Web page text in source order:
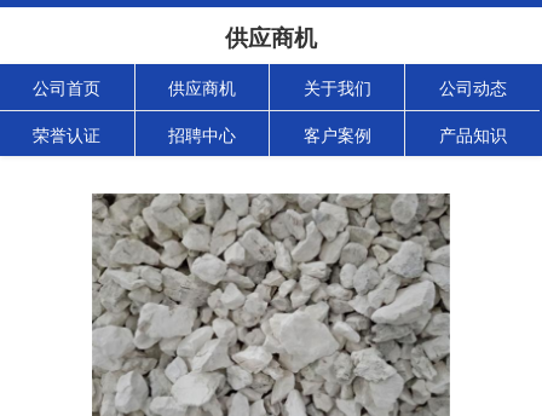
供应商机
公司首页 供应商机 关于我们 公司动态
荣誉认证 招聘中心 客户案例 产品知识